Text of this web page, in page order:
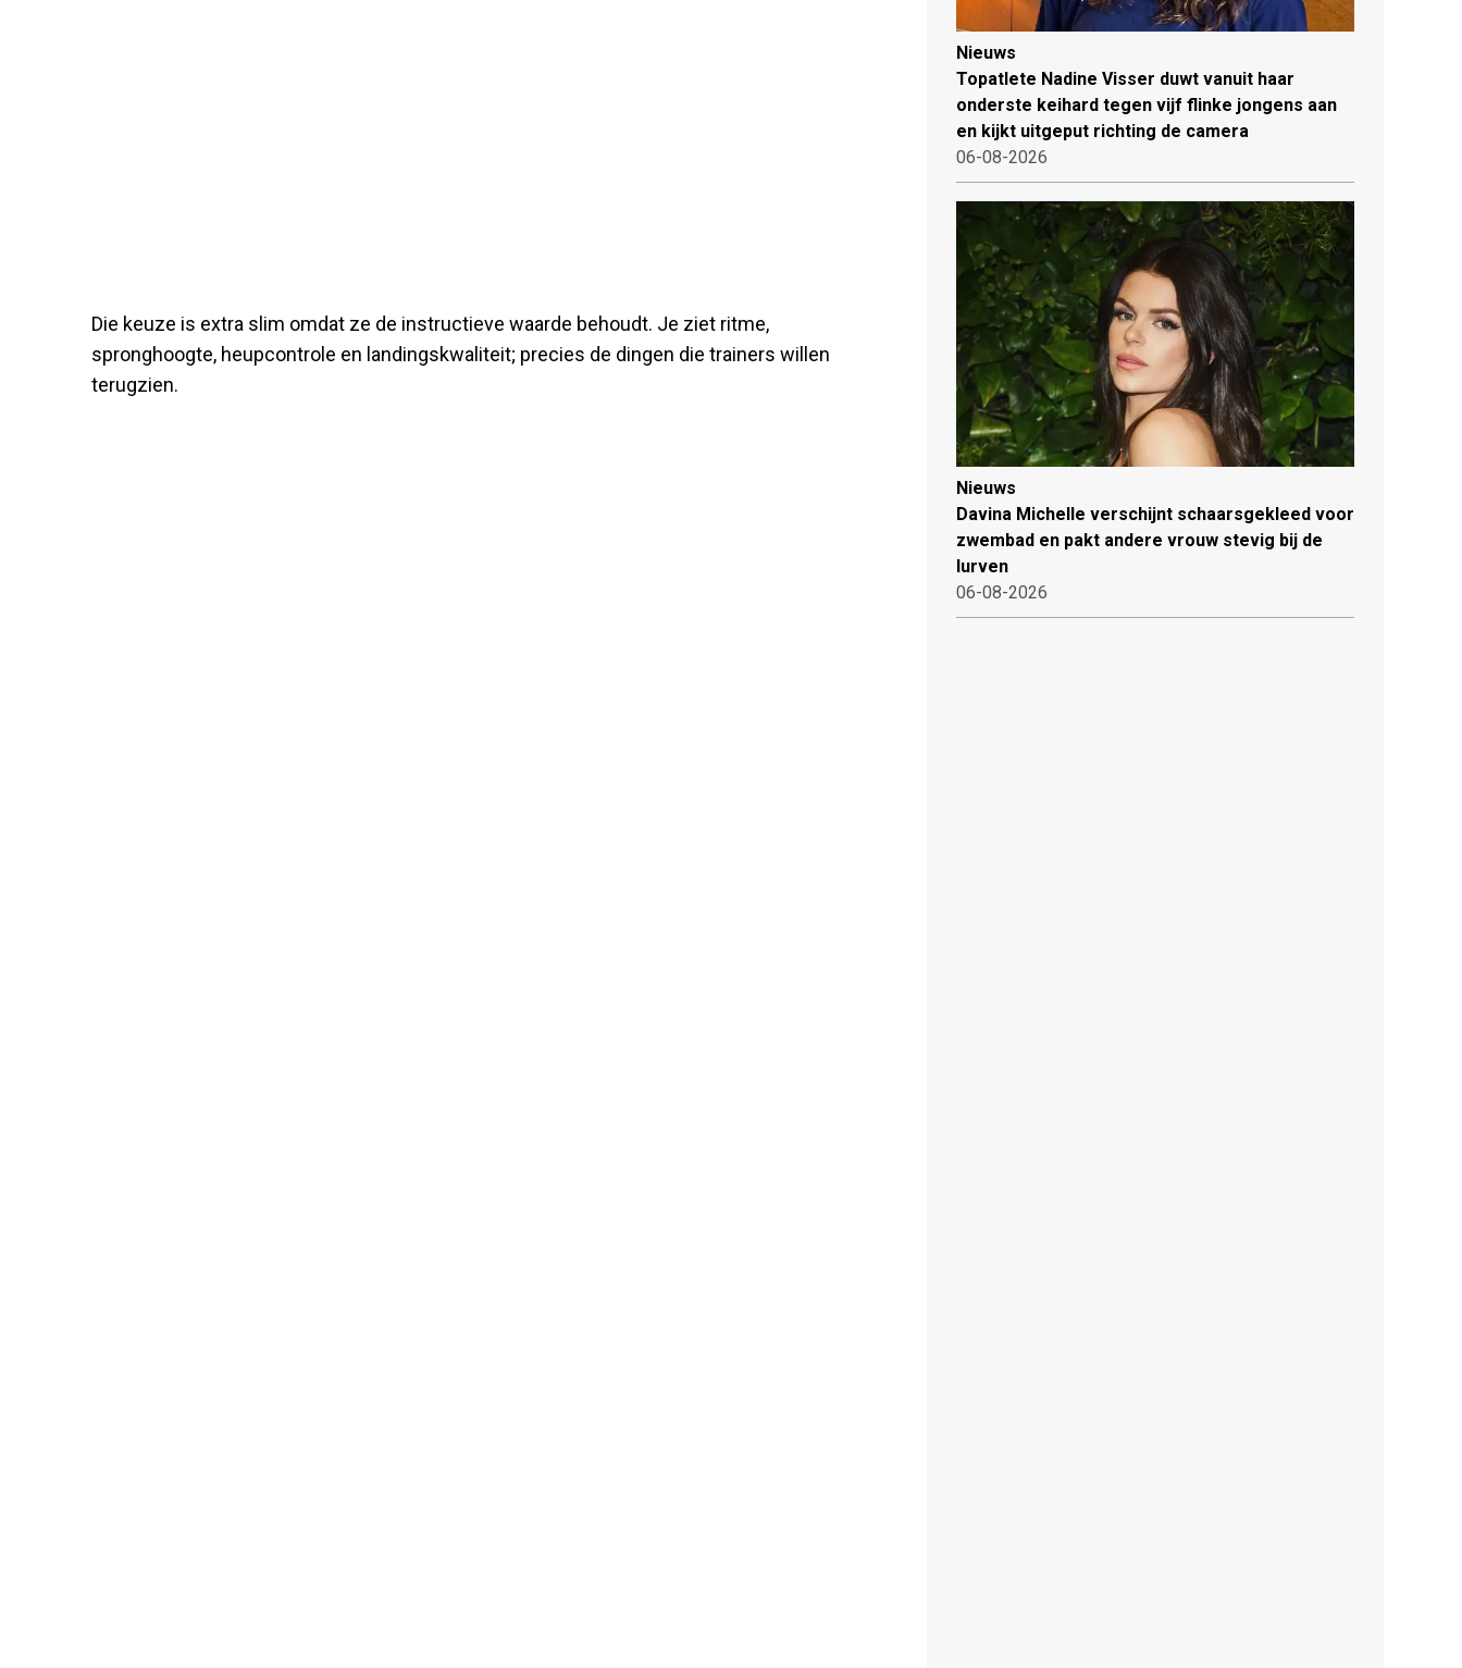
Die keuze is extra slim omdat ze de instructieve waarde behoudt. Je ziet ritme,
spronghoogte, heupcontrole en landingskwaliteit; precies de dingen die trainers willen
terugzien.
Nieuws
Topatlete Nadine Visser duwt vanuit haar
onderste keihard tegen vijf flinke jongens aan
en kijkt uitgeput richting de camera
06-08-2026
Nieuws
Davina Michelle verschijnt schaarsgekleed voor
zwembad en pakt andere vrouw stevig bij de
lurven
06-08-2026